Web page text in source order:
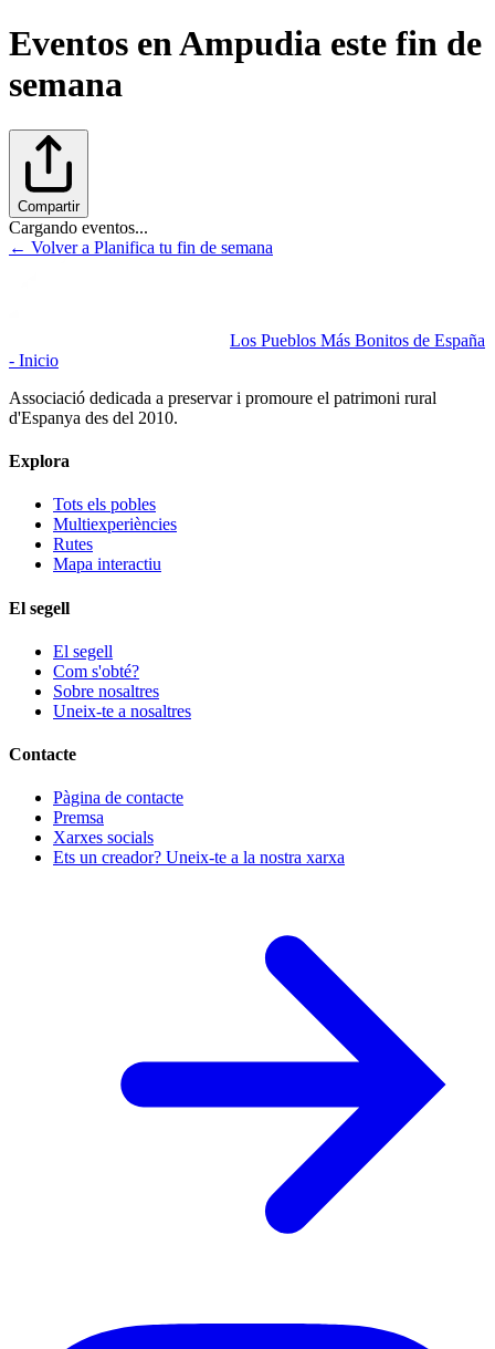
Eventos enAmpudia este fin de
semana
Compartir
Cargando eventos...
← Volver a Planifica tu fin de semana
Los Pueblos Más Bonitos de España
- Inicio
Associació dedicada a preservar i promoure el patrimoni rural
d'Espanya des del 2010.
Explora
Tots els pobles
Multiexperiències
Rutes
Mapa interactiu
El segell
El segell
Com s'obté?
Sobre nosaltres
Uneix-te a nosaltres
Contacte
Pàgina de contacte
Premsa
Xarxes socials
Ets un creador? Uneix-te a la nostra xarxa